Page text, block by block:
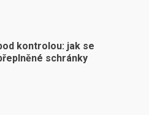
kontrolou: jak se
schránky